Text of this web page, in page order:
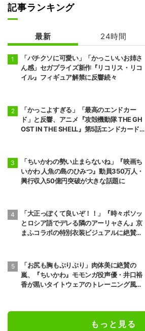
正反対な君と僕
記事ランキング
最新 24時間
「バチクソに可愛い」「かっこいいお姉さ
ん感」セガプライズ新作『リコリス・リコ
イル』フィギュア解禁に反響続々
「かっこよすぎる」「最高のエンドカー
ド」と反響、アニメ『攻殻機動隊 THE GH
OST IN THE SHELL』第5話エンドカード公
「ちいかわの勢い止まらないね」『映画ち
いかわ 人魚の島のひみつ』動員350万人・
興行収入50億円突破が大きな話題に
「大正っぽくて良いぞ！！」『時々ボソッ
とロシア語でデレる隣のアーリャさん』京
まふコラボの特別衣装ビジュアルに絶賛の
「お尻も胸もぷりぷり」肉体美に絶賛の
嵐、『ちいかわ』モモンガ役声優・井口裕
香が黒いタイトウェアのトレーニング風景
もっと見る